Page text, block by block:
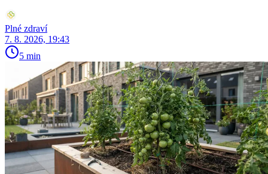
Plné zdraví
7. 8. 2026, 19:43
5 min